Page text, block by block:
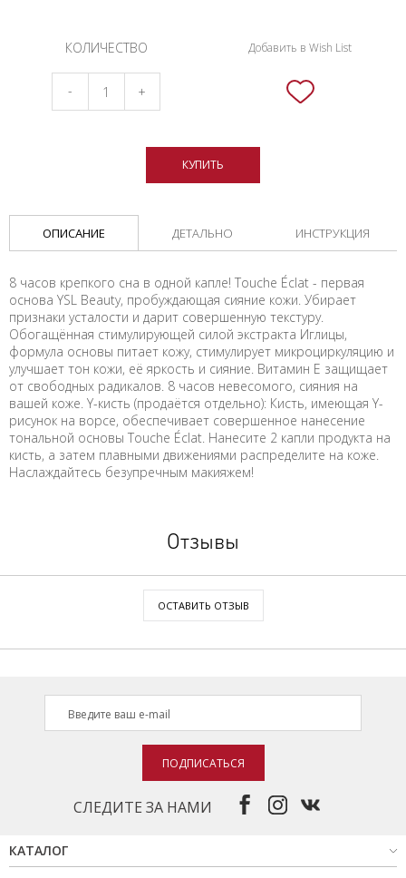
КОЛИЧЕСТВО
- +
КУПИТЬ
Добавить в Wish List
ОПИСАНИЕ ДЕТАЛЬНО ИНСТРУКЦИЯ
8 часов крепкого сна в одной капле! Touche Éclat - первая
основа YSL Beauty, пробуждающая сияние кожи. Убирает
признаки усталости и дарит совершенную текстуру.
Обогащённая стимулирующей силой экстракта Иглицы,
формула основы питает кожу, стимулирует микроциркуляцию и
улучшает тон кожи, её яркость и сияние. Витамин Е защищает
от свободных радикалов. 8 часов невесомого, сияния на
вашей коже. Y-кисть (продаётся отдельно): Кисть, имеющая Y-
рисунок на ворсе, обеспечивает совершенное нанесение
тональной основы Touche Éclat. Нанесите 2 капли продукта на
кисть, а затем плавными движениями распределите на коже.
Наслаждайтесь безупречным макияжем!
Отзывы
ОСТАВИТЬ ОТЗЫВ
СЛЕДИТЕ ЗА НАМИ
ПОДПИСАТЬСЯ
КАТАЛОГ